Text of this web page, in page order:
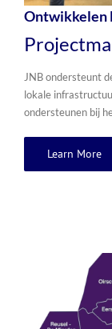
Ontwikkelen
JNB ondersteunt
lokale
ondersteunen bij
Learn More